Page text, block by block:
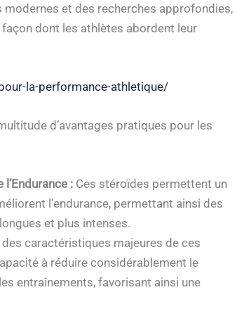
et des recherches approfondies,
dont les athlètes abordent leur
la-performance-athletique/
d’avantages pratiques pour les
:Ces stéroïdes permettent un
l’endurance, permettant ainsi des
et plus intenses.
caractéristiques majeures de ces
à réduire considérablement le
entraînements, favorisant ainsi une